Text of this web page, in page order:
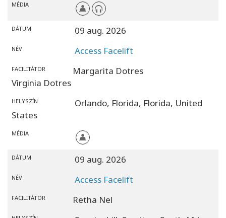
MÉDIA
DÁTUM 09 aug. 2026
NÉV Access Facelift
FACILITÁTOR
Margarita Dotres
Virginia Dotres
HELYSZÍN Orlando, Florida, Florida, United
States
MÉDIA
DÁTUM 09 aug. 2026
NÉV Access Facelift
FACILITÁTOR Retha Nel